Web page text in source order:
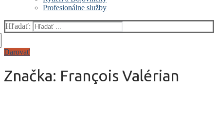
Profesionálne služby
Hľadať:
Darovať
Značka: François Valérian